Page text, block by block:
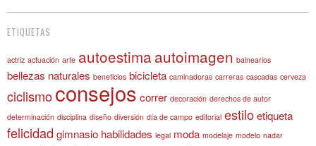
ETIQUETAS
actriz actuación arte autoestima autoimagen balnearios
bellezas naturales beneficios bicicleta caminadoras carreras cascadas cerveza
ciclismoconsejos correr decoración derechos de autor
determinación disciplina diseño diversión día de campo editorial estiloetiqueta
felicidad gimnasio habilidades legal moda modelaje modelo nadar